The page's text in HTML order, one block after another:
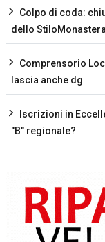
Colpo di coda:
dello
Comprensorio
lascia anche dg
Iscrizioni in
"B" regionale?